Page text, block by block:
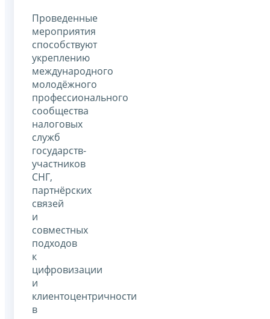
Проведенные
мероприятия
способствуют
укреплению
международного
молодёжного
профессионального
сообщества
налоговых
служб
государств-
участников
СНГ,
партнёрских
связей
и
совместных
подходов
к
цифровизации
и
клиентоцентричности
в